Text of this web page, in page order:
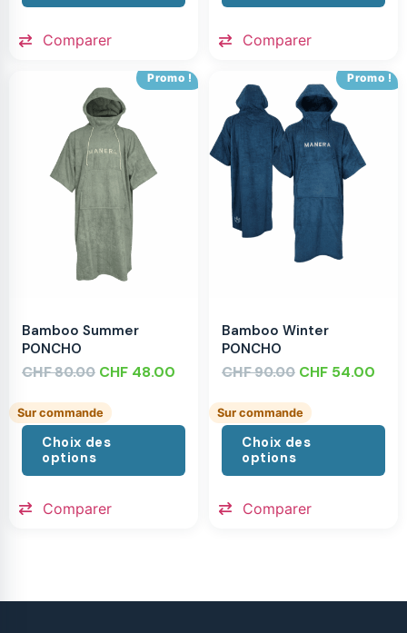
Comparer Comparer
Promo !
Bamboo Summer
PONCHO
CHF80.00 CHF 48.00
Sur commande
Choix des
options
Comparer
Promo !
Bamboo Winter
PONCHO
CHF90.00 CHF 54.00
Sur commande
Choix des
options
Comparer